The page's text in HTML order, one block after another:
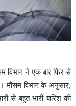
विभाग ने एक बार फिर से
मौसम विभाग के अनुसार,
से बहुत भारी बारिश की